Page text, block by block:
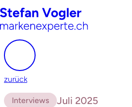
zurück
Interviews Juli 2025